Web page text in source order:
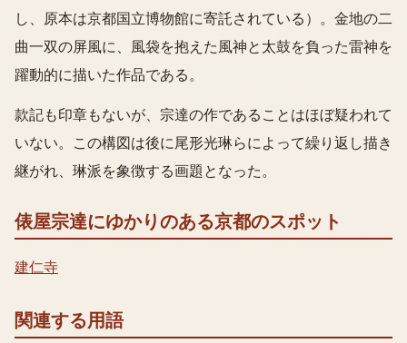
し、原本は京都国立博物館に寄託されている）。金地の二
曲一双の屏風に、風袋を抱えた風神と太鼓を負った雷神を
躍動的に描いた作品である。
款記も印章もないが、宗達の作であることはほぼ疑われて
いない。この構図は後に尾形光琳らによって繰り返し描き
継がれ、琳派を象徴する画題となった。
俵屋宗達にゆかりのある京都のスポット
建仁寺
関連する用語